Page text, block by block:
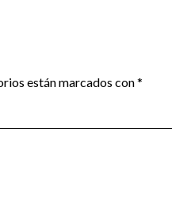
están marcados con*